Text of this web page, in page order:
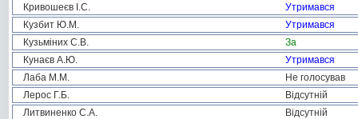
Кривошеєв І.С.
Утримався
Кузбит Ю.М.
Утримався
Кузьміних С.В.
За
Кунаєв А.Ю.
Утримався
Лаба М.М.
Не голосував
Лерос Г.Б.
Відсутній
Литвиненко С.А.
Відсутній